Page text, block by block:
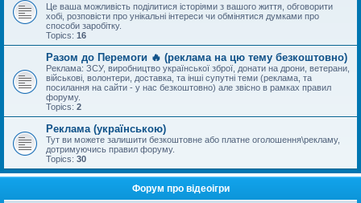
Це ваша можливість поділитися історіями з вашого життя, обговорити
хобі, розповісти про унікальні інтереси чи обмінятися думками про
способи заробітку.
Topics: 16
Разом до Перемоги 🔥 (реклама на цю тему безкоштовно)
Реклама: ЗСУ, виробництво української зброї, донати на дрони, ветерани,
військові, волонтери, доставка, та інші супутні теми (реклама, та
посилання на сайти - у нас безкоштовно) але звісно в рамках правил
форуму.
Topics: 2
Реклама (українською)
Тут ви можете залишити безкоштовне або платне оголошення\рекламу,
дотримуючись правил форуму.
Topics: 30
Форум про відеоігри